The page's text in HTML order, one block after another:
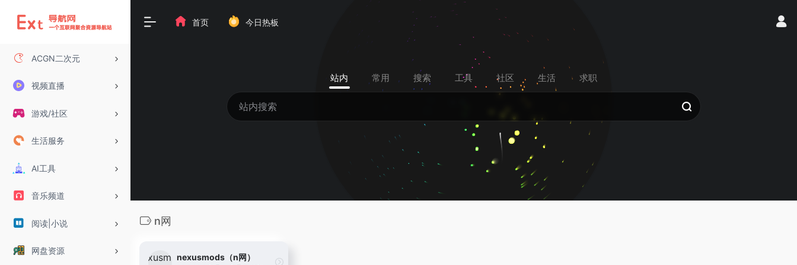
ACGN二次元
视频直播
游戏/社区
生活服务
AI工具
音乐频道
阅读|小说
网盘资源
首页 今日热板
站内 常用 搜索 工具 社区 生活 求职
n网
nexusmods（n网）